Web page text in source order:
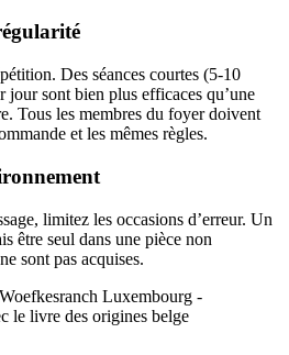
Des séances courtes (5-10
jour sont bien plus efficaces qu’une
Tous les membres du foyer doivent
et les mêmes règles.
limitez les occasions d’erreur. Un
être seul dans une pièce non
sont pas acquises.